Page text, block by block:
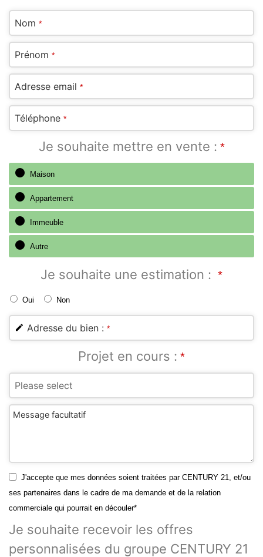
Nom *
Prénom *
Adresse email *
Téléphone *
Je souhaite mettre en vente : *
Maison
Appartement
Immeuble
Autre
Je souhaite une estimation : *
Oui Non
Adresse du bien : *
Projet en cours : *
Message facultatif
J'accepte que mes données soient traitées par CENTURY 21, et/ou
ses partenaires dans le cadre de ma demande et de la relation
commerciale qui pourrait en découler*
Je souhaite recevoir les offres
personnalisées du groupe CENTURY 21